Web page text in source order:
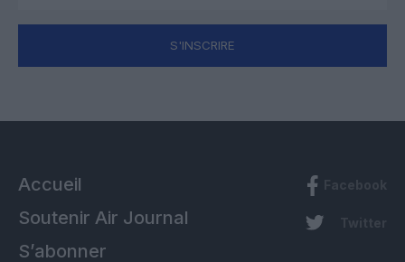
S'INSCRIRE
Accueil
Soutenir Air Journal
S’abonner